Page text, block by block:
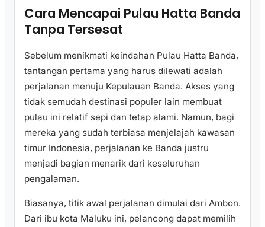
Cara Mencapai Pulau Hatta Banda
Tanpa Tersesat
Sebelum menikmati keindahan Pulau Hatta Banda,
tantangan pertama yang harus dilewati adalah
perjalanan menuju Kepulauan Banda. Akses yang
tidak semudah destinasi populer lain membuat
pulau ini relatif sepi dan tetap alami. Namun, bagi
mereka yang sudah terbiasa menjelajah kawasan
timur Indonesia, perjalanan ke Banda justru
menjadi bagian menarik dari keseluruhan
pengalaman.
Biasanya, titik awal perjalanan dimulai dari Ambon.
Dari ibu kota Maluku ini, pelancong dapat memilih